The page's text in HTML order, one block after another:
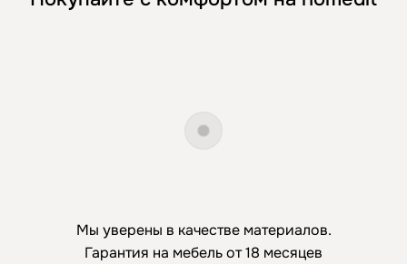
Мы уверены в качестве материалов.
Гарантия на мебель от 18 месяцев